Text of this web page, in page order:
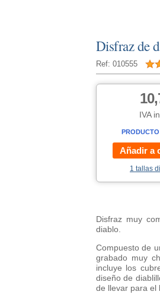
Disfraz de
Ref: 010555
IVA
Añadir a
1 tallas
Disfraz muy
diablo.
Compuesto de
grabado muy
incluye los
diseño de
de llevar para el